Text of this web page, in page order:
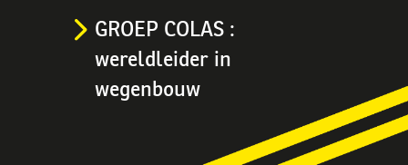
GROEP COLAS :
wereldleider in
wegenbouw